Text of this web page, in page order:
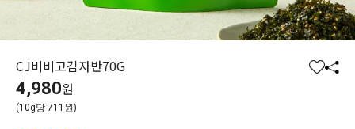
CJ비비고김자반70G
찜 공
4,980원
(10g당 711원)